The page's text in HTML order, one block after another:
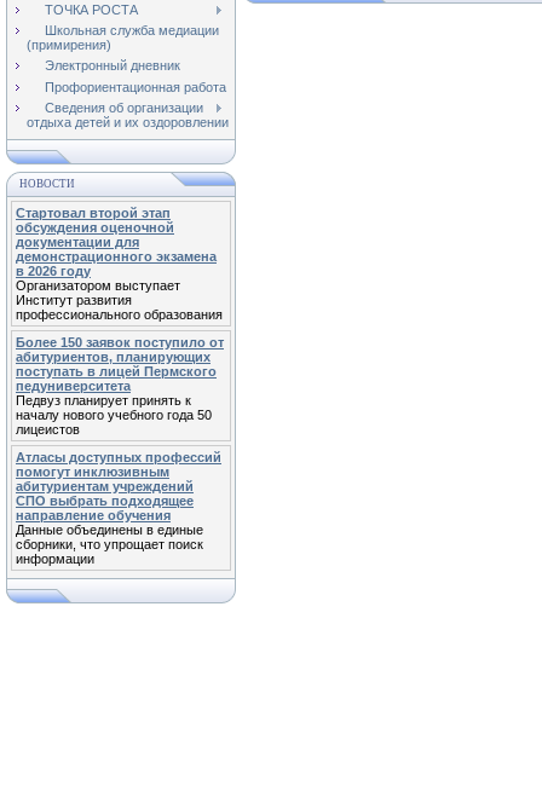
ТОЧКА РОСТА
Школьная служба медиации
(примирения)
Электронный дневник
Профориентационная работа
Сведения об организации
отдыха детей и их оздоровлении
НОВОСТИ
Стартовал второй этап
обсуждения оценочной
документации для
демонстрационного экзамена
в 2026 году
Организатором выступает
Институт развития
профессионального образования
Более 150 заявок поступило от
абитуриентов, планирующих
поступать в лицей Пермского
педуниверситета
Педвуз планирует принять к
началу нового учебного года 50
лицеистов
Атласы доступных профессий
помогут инклюзивным
абитуриентам учреждений
СПО выбрать подходящее
направление обучения
Данные объединены в единые
сборники, что упрощает поиск
информации